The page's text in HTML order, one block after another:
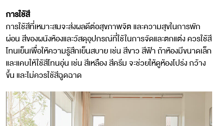
การใช้สี
การใช้สีที่เหมาะสมจะส่งผลดีต่อสุขภาพจิต และความสุขในการพัก
ผ่อน สีของผนังห้องและวัสดุอุปกรณ์ที่ใช้ในการจัดและตกแต่ง ควรใช้สี
โทนเย็นเพื่อให้ความรู้สึกเย็นสบาย เช่น สีขาว สีฟ้า ถ้าห้องมีขนาดเล็ก
และแคบให้ใช้สีโทนอุ่น เช่น สีเหลือง สีครีม จะช่วยให้ดูห้องโปร่ง กว้าง
ขึ้น และไม่ควรใช้สีฉูดฉาด